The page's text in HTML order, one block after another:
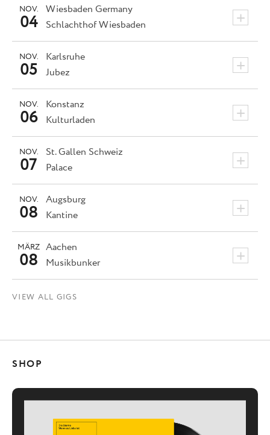
Wiesbaden Germany +
NOV.
04 Schlachthof Wiesbaden
Karlsruhe +
NOV.
05 Jubez
Konstanz +
NOV.
06 Kulturladen
St. Gallen Schweiz +
NOV.
07 Palace
Augsburg +
NOV.
08 Kantine
Aachen +
MÄRZ
08 Musikbunker
VIEW ALL GIGS
SHOP